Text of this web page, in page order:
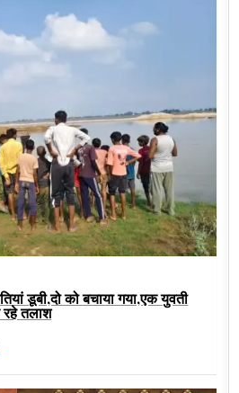
डूबी,दो को बचाया गया,एक युवती
रहे तलाश